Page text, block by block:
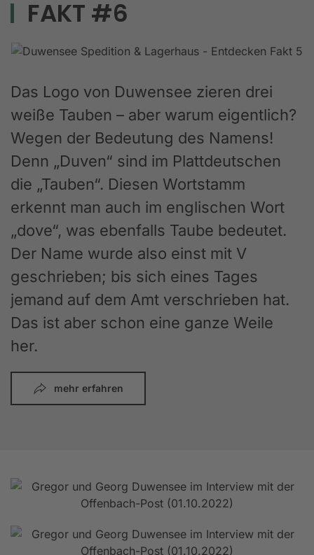
FAKT #6
Das Logo von Duwensee zieren drei
weiße Tauben – aber warum eigentlich?
Wegen der Bedeutung des Namens!
Denn „Duven“ sind im Plattdeutschen
die „Tauben“. Diesen Wortstamm
erkennt man auch im englischen Wort
„dove“, was ebenfalls Taube bedeutet.
Der Name wurde also einst mit V
geschrieben; bis sich eines Tages
jemand auf dem Amt verschrieben hat.
Das ist aber schon eine ganze Weile
her.
mehr erfahren